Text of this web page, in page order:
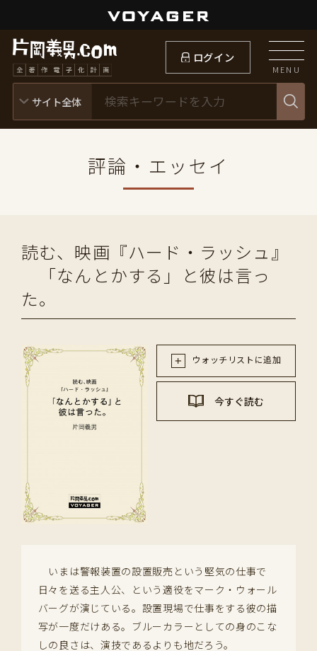
ログイン
MENU
評論・エッセイ
読む、映画『ハード・ラッシュ』
「なんとかする」と彼は言っ
た。
ウォッチリストに追加
今すぐ読む
いまは警報装置の設置販売という堅気の仕事で
日々を送る主人公、という適役をマーク・ウォール
バーグが演じている。設置現場で仕事をする彼の描
写が一度だけある。ブルーカラーとしての身のこな
しの良さは、演技であるよりも地だろう。